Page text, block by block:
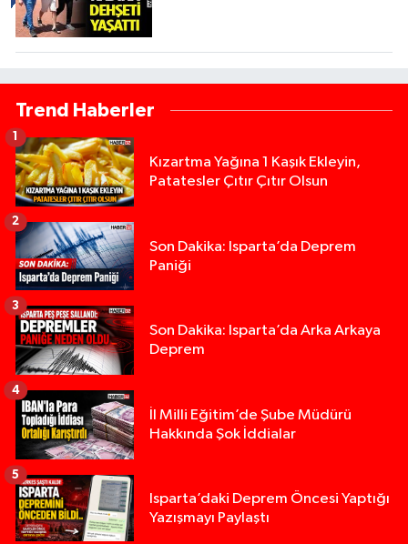
Trend Haberler
Kızartma Yağına 1 Kaşık Ekleyin,
Patatesler Çıtır Çıtır Olsun
1
Son Dakika: Isparta’da Deprem
Paniği
2
Son Dakika: Isparta’da Arka Arkaya
Deprem
3
İl Milli Eğitim’de Şube Müdürü
Hakkında Şok İddialar
4
Isparta’daki Deprem Öncesi Yaptığı
Yazışmayı Paylaştı
5
13:00 |Yığılca'da kardeşler arasındaki silahlı kavgada
12:48 |Tur teknesi çalışanlarının birbirine girdiği kavga